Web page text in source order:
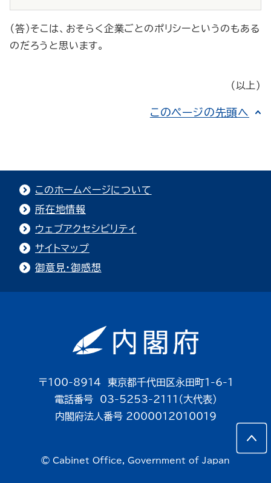
（答）そこは、おそらく企業ごとのポリシーというのもある
のだろうと思います。
（以上）
このページの先頭へ
このホームページについて
所在地情報
ウェブアクセシビリティ
サイトマップ
御意見・御感想
〒100-8914 東京都千代田区永田町1-6-1
電話番号 03-5253-2111（大代表）
内閣府法人番号 2000012010019
© Cabinet Office, Government of Japan